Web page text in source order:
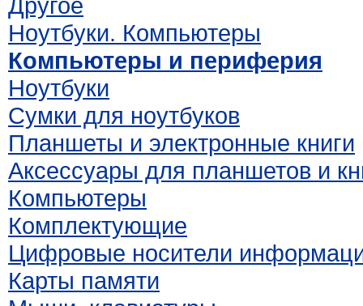
Ноутбуки. Компьютеры
Компьютеры и периферия
Ноутбуки
Сумки для ноутбуков
Планшеты и электронные книги
Аксессуары для планшетов и
Компьютеры
Комплектующие
Цифровые носители
Карты памяти